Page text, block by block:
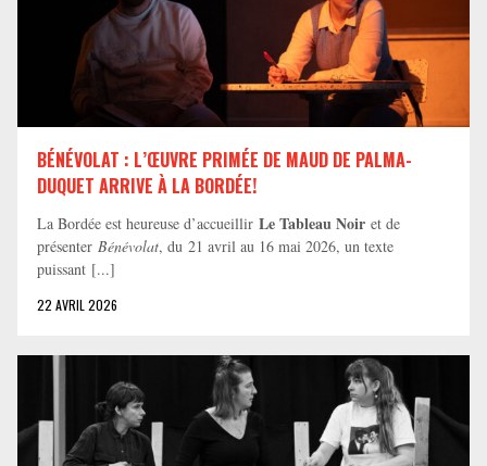
BÉNÉVOLAT : L’ŒUVRE PRIMÉE DE MAUD DE PALMA-
DUQUET ARRIVE À LA BORDÉE!
La Bordée est heureuse d’accueillir Le Tableau Noir et de
présenter Bénévolat, du 21 avril au 16 mai 2026, un texte
puissant [...]
22 AVRIL 2026